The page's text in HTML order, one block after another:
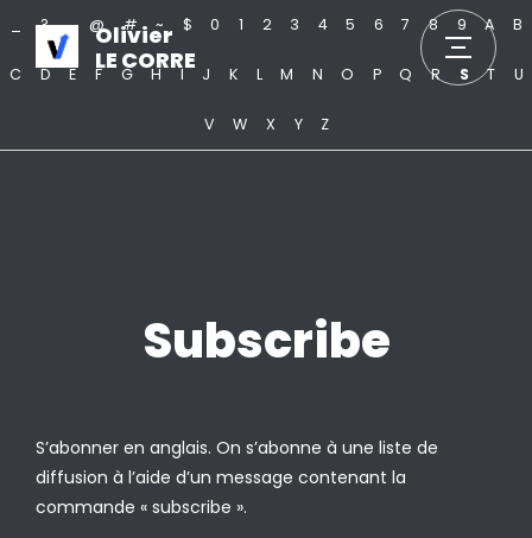
Olivier
LE CORRE
? . @ # ~ $ 0 1 2 3 4 5 6 7 8 9 A B
C D E F G H I J K L M N O P Q R S T U
V W X Y Z
Subscribe
S’abonner en anglais. On s’abonne à une liste de
diffusion à l’aide d’un message contenant la
commande « subscribe ».